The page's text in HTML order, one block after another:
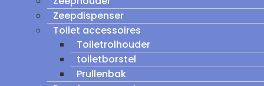
Zeepdispenser
Toilet accessoires
Toiletrolhouder
toiletborstel
Prullenbak